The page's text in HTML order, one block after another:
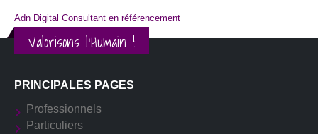
Adn Digital Consultant en référencement
Valorisons l'Humain !
PRINCIPALES PAGES
Professionnels
Particuliers